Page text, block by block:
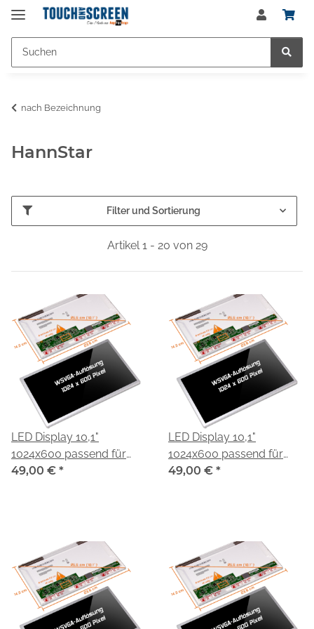
nach Bezeichnung
HannStar
Filter und Sortierung
Artikel 1 - 20 von 29
LED Display 10,1"
1024x600 passend für
HannStar HSD101PFW1
49,00 € *
LED Display 10,1"
1024x600 passend für
HannStar HSD101PFW1-
49,00 € *